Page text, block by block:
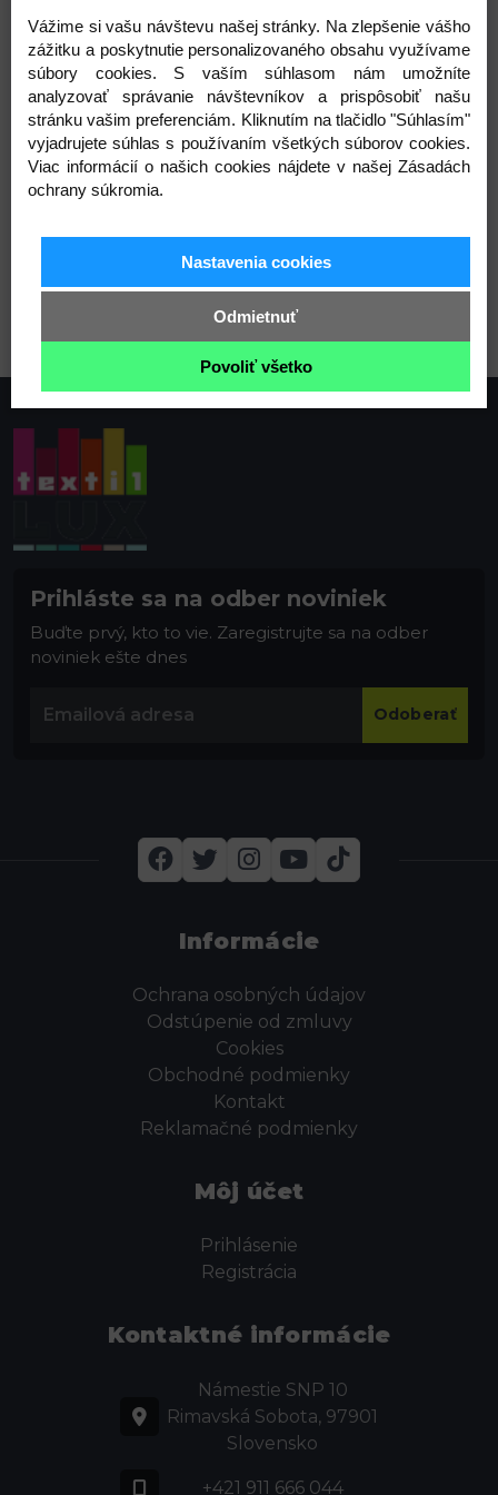
vytvoriť originálnu bižutériu s použitím laniek,
nájdete na webe: Korálky Stoklasa .
Zloženie: kov, nylon
Priemer: 0,45 mm
Návin: 48 - 50 m
Varianty
1 platina
Prihláste sa na odber noviniek
Buďte prvý, kto to vie. Zaregistrujte sa na odber
noviniek ešte dnes
Odoberať
Informácie
Ochrana osobných údajov
Odstúpenie od zmluvy
Cookies
Obchodné podmienky
Kontakt
Reklamačné podmienky
Môj účet
Prihlásenie
Registrácia
Kontaktné informácie
Námestie SNP 10
Rimavská Sobota, 97901
Slovensko
+421 911 666 044
Vážime si vašu návštevu našej stránky. Na zlepšenie vášho
zážitku a poskytnutie personalizovaného obsahu využívame
súbory cookies. S vaším súhlasom nám umožníte
analyzovať správanie návštevníkov a prispôsobiť našu
stránku vašim preferenciám. Kliknutím na tlačidlo "Súhlasím"
vyjadrujete súhlas s používaním všetkých súborov cookies.
Viac informácií o našich cookies nájdete v našej Zásadách
ochrany súkromia.
Nastavenia cookies
Odmietnuť
Povoliť všetko